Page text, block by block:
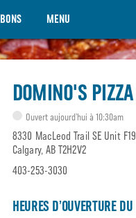
BONS MENU
DOMINO'S
Ouvert aujourd’hui à 10:30am
8330 MacLeod Trail SE Unit F19
Calgary, AB T2H2V2
403-253-3030
HEURES D’OUVERTURE